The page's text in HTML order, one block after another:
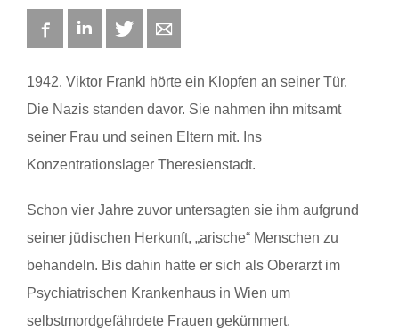
FacebookLinkedIn Twitter
1942. Viktor Frankl hörte ein Klopfen an seiner Tür.
Die Nazis standen davor. Sie nahmen ihn mitsamt
seiner Frau und seinen Eltern mit. Ins
Konzentrationslager Theresienstadt.
Schon vier Jahre zuvor untersagten sie ihm aufgrund
seiner jüdischen Herkunft, „arische“ Menschen zu
behandeln. Bis dahin hatte er sich als Oberarzt im
Psychiatrischen Krankenhaus in Wien um
selbstmordgefährdete Frauen gekümmert.